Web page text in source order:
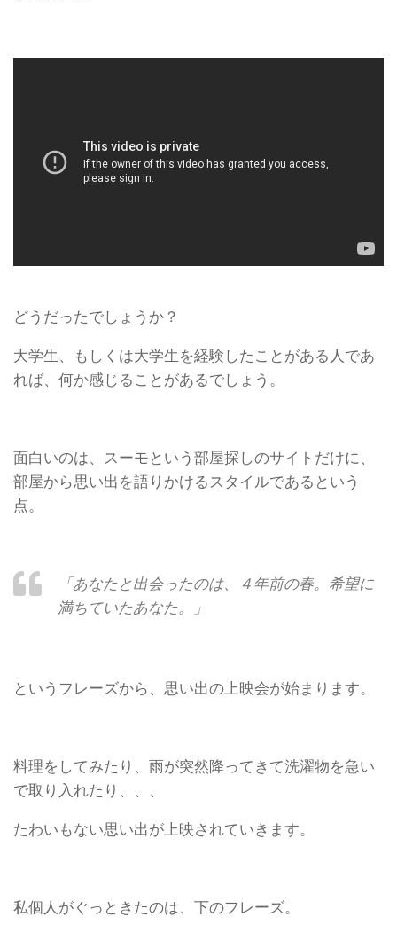
どうだったでしょうか？
大学生、もしくは大学生を経験したことがある人であ
れば、何か感じることがあるでしょう。
面白いのは、スーモという部屋探しのサイトだけに、
部屋から思い出を語りかけるスタイルであるという
点。
「あなたと出会ったのは、４年前の春。希望に
満ちていたあなた。」
というフレーズから、思い出の上映会が始まります。
料理をしてみたり、雨が突然降ってきて洗濯物を急い
で取り入れたり、、、
たわいもない思い出が上映されていきます。
私個人がぐっときたのは、下のフレーズ。